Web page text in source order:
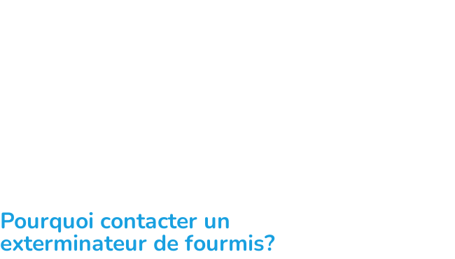
Pourquoi contacter un
exterminateur de fourmis?